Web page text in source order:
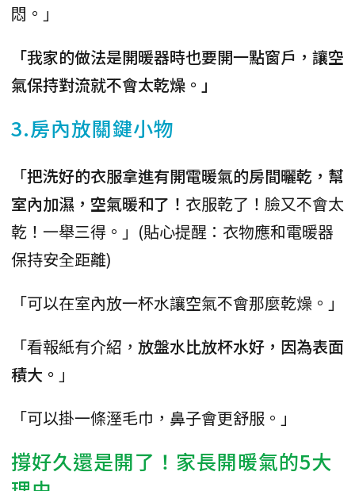
悶。」
「我家的做法是開暖器時也要開一點窗戶，讓空
氣保持對流就不會太乾燥。」
3.房內放關鍵小物
「把洗好的衣服拿進有開電暖氣的房間曬乾，幫
室內加濕，空氣暖和了！ 衣服乾了！臉又不會太
乾！一舉三得。」​(貼心提醒：衣物應和電暖器
保持安全距離)
「可以在室內放一杯水讓空氣不會那麼乾燥。」
「看報紙有介紹， 放盤水比放杯水好，因為表面
積大。 」
「可以掛一條溼毛巾，鼻子會更舒服。」
撐好久還是開了！家長開暖氣的5大